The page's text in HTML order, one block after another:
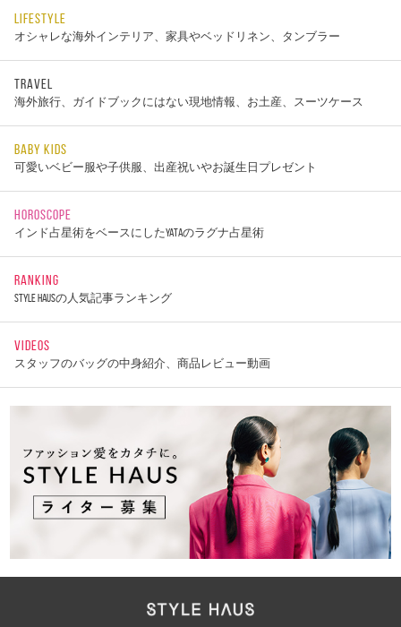
LIFESTYLE
オシャレな海外インテリア、家具やベッドリネン、タンブラー
TRAVEL
海外旅行、ガイドブックにはない現地情報、お土産、スーツケース
BABY KIDS
可愛いベビー服や子供服、出産祝いやお誕生日プレゼント
HOROSCOPE
インド占星術をベースにしたYATAのラグナ占星術
RANKING
STYLE HAUSの人気記事ランキング
VIDEOS
スタッフのバッグの中身紹介、商品レビュー動画